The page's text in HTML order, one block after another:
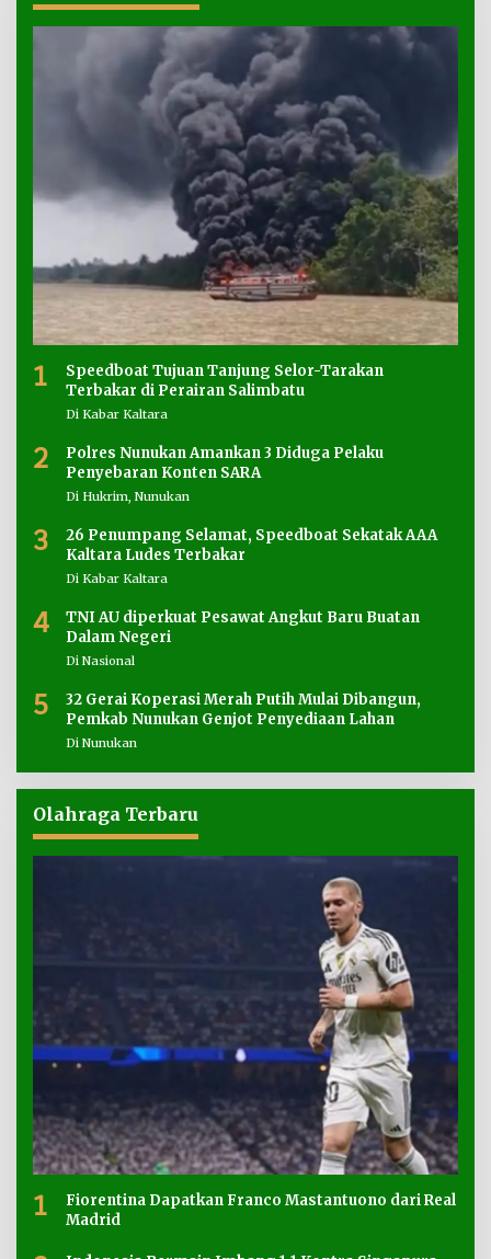
1
Speedboat Tujuan Tanjung Selor-Tarakan
Terbakar di Perairan Salimbatu
Di Kabar Kaltara
2
Polres Nunukan Amankan 3 Diduga Pelaku
Penyebaran Konten SARA
Di Hukrim, Nunukan
3
26 Penumpang Selamat, Speedboat Sekatak AAA
Kaltara Ludes Terbakar
Di Kabar Kaltara
4
TNI AU diperkuat Pesawat Angkut Baru Buatan
Dalam Negeri
Di Nasional
5
32 Gerai Koperasi Merah Putih Mulai Dibangun,
Pemkab Nunukan Genjot Penyediaan Lahan
Di Nunukan
Olahraga Terbaru
1
Fiorentina Dapatkan Franco Mastantuono dari Real
Madrid